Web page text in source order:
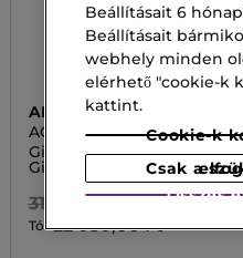
ARMANI
ACQUA DI GIOIA
Giorgio Armani Acqua Di
Gioia EDP
31 500,00 Ft
Tól 22 050,00 Ft
Beállításait 6
Beállításait
webhely minden
elérhető "cookie-k
kattint.
Cookie-k
Csak a
Összes